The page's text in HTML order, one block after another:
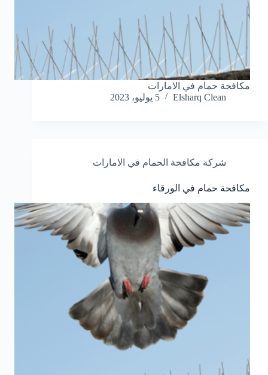
مكافحة حمام في الامارات
Elsharq Clean
5 يوليو، 2023
شركة مكافحة الحمام في الامارات
مكافحة حمام في الورقاء